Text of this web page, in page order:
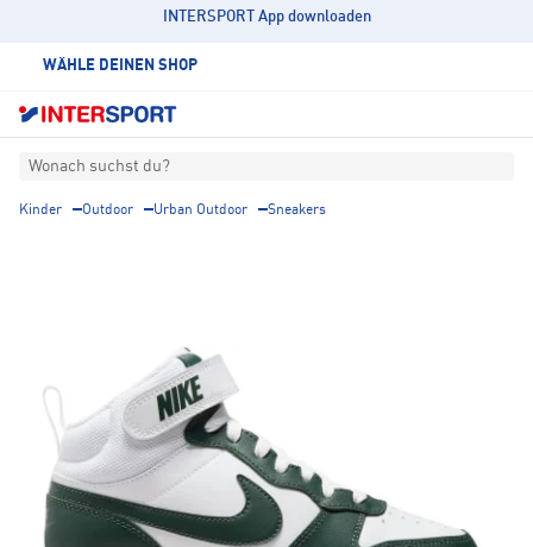
INTERSPORT App downloaden
WÄHLE DEINEN SHOP
Wonach suchst du?
Kinder Outdoor Urban Outdoor Sneakers